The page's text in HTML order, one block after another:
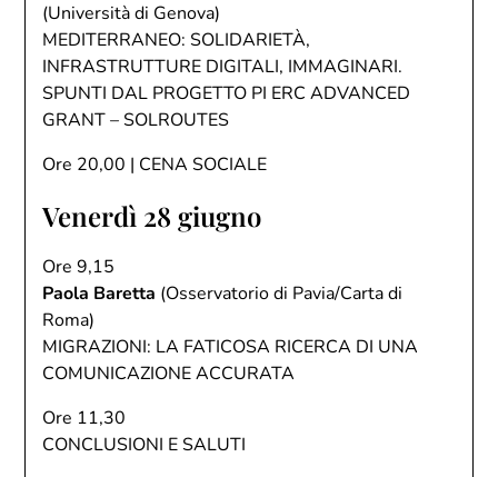
(Università di Genova)
MEDITERRANEO: SOLIDARIETÀ,
INFRASTRUTTURE DIGITALI, IMMAGINARI.
SPUNTI DAL PROGETTO PI ERC ADVANCED
GRANT – SOLROUTES
Ore 20,00 | CENA SOCIALE
Venerdì 28 giugno
Ore 9,15
Paola Baretta (Osservatorio di Pavia/Carta di
Roma)
MIGRAZIONI: LA FATICOSA RICERCA DI UNA
COMUNICAZIONE ACCURATA
Ore 11,30
CONCLUSIONI E SALUTI